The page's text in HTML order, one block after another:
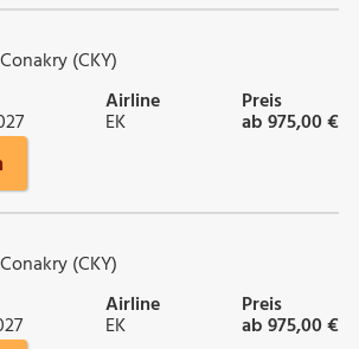
(CKY)
Airline
EK
Preis
ab 975,00 €
(CKY)
Airline
EK
Preis
ab 975,00 €